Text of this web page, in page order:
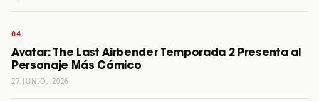
Avatar: The Last Airbender Temporada 2 Presenta al
Personaje Más Cómico
27 JUNIO, 2026